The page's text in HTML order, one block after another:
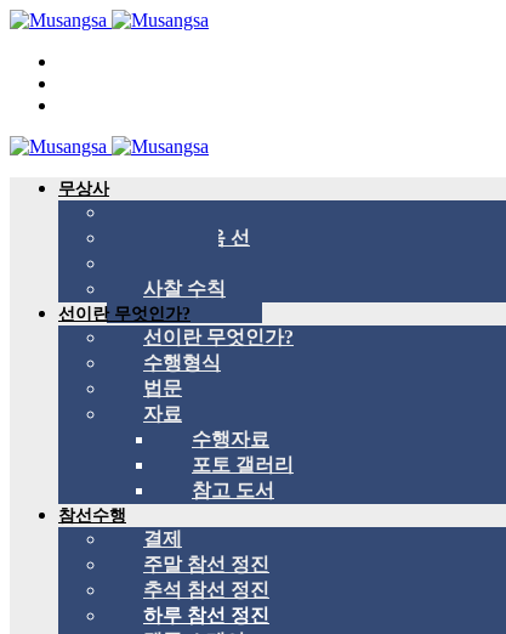
무상사
국제 관음 선
사찰 수칙
선이란 무엇인가?
선이란 무엇인가?
수행형식
법문
자료
수행자료
포토 갤러리
참고 도서
참선수행
결제
주말 참선 정진
추석 참선 정진
하루 참선 정진